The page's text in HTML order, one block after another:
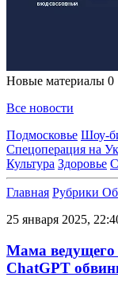
Новые материалы 0
Все новости
Подмосковье Шоу-
Спецоперация на
Культура Здоровье
Главная Рубрики
25 января 2025,
Мама ведущего
ChatGPT